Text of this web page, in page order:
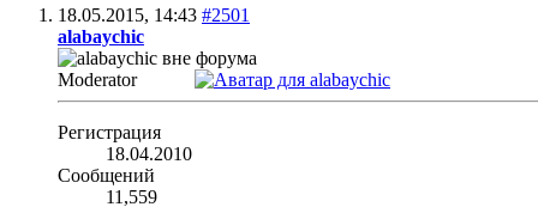
18.05.2015, 14:43 #2501
alabaychic
Moderator
Регистрация
18.04.2010
Сообщений
11,559